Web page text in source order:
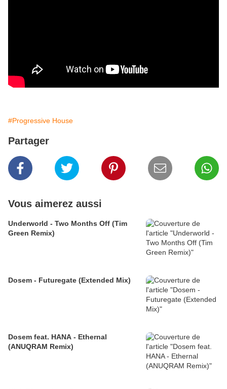
#Progressive House
Partager
Vous aimerez aussi
Underworld - Two Months Off (Tim
Green Remix)
Dosem - Futuregate (Extended Mix)
Dosem feat. HANA - Ethernal
(ANUQRAM Remix)